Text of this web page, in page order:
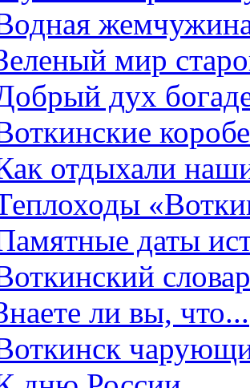
мир
дух
отдыхали
даты
ли вы, что...